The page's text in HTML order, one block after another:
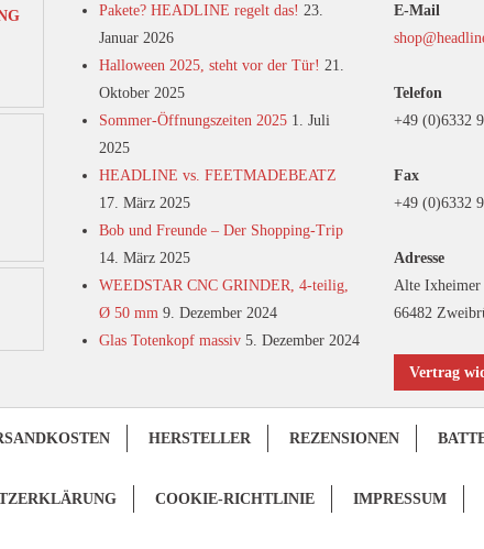
Pakete? HEADLINE regelt das! 23.
Januar 2026
Halloween 2025, steht vor der Tür! 21.
Oktober 2025
Sommer-Öffnungszeiten 2025 1. Juli
2025
HEADLINE vs. FEETMADEBEATZ
17. März 2025
Bob und Freunde – Der Shopping-Trip
14. März 2025
WEEDSTAR CNC GRINDER, 4-teilig,
Ø 50 mm 9. Dezember 2024
Glas Totenkopf massiv 5. Dezember 2024
E-Mail
Telefon
+49 (0)6332
Fax
+49 (0)6332
Adresse
Alte Ixheimer
66482
Vertrag
HERSTELLER REZENSIONEN
COOKIE-RICHTLINIE IMPRESSUM